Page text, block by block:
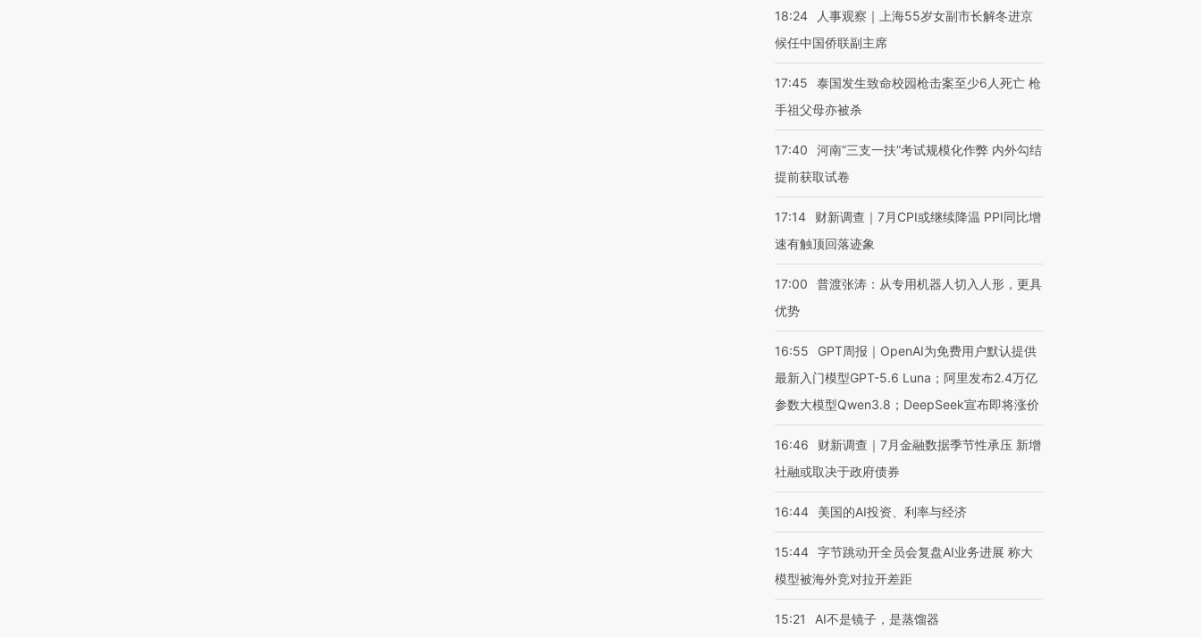
18:24
人事观察｜上海55岁女副市长解冬进京
候任中国侨联副主席
17:45
泰国发生致命校园枪击案至少6人死亡 枪
手祖父母亦被杀
17:40
河南“三支一扶”考试规模化作弊 内外勾结
提前获取试卷
17:14
财新调查｜7月CPI或继续降温 PPI同比增
速有触顶回落迹象
17:00
普渡张涛：从专用机器人切入人形，更具
优势
16:55
GPT周报｜OpenAI为免费用户默认提供
最新入门模型GPT-5.6 Luna；阿里发布2.4万亿
参数大模型Qwen3.8；DeepSeek宣布即将涨价
16:46
财新调查｜7月金融数据季节性承压 新增
社融或取决于政府债券
16:44 美国的AI投资、利率与经济
15:44 字节跳动开全员会复盘AI业务进展 称大
模型被海外竞对拉开差距
15:21 AI不是镜子，是蒸馏器